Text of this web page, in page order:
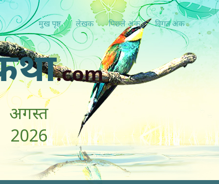
मुख पृष्ठ लेखक पिछ्ले अंक विगत अंक
.com
अगस्त
2026